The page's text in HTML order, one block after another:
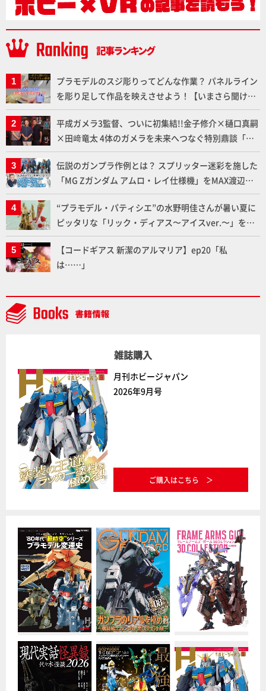
プラモデルのスジ彫りってどんな作業？ パネルライン
を彫り足して作品を映えさせよう！【いまさら聞けな
いプラモデルの基礎：スジ彫りとパネルライン】
平成ガメラ3監督、ついに初集結!!金子修介×樋口真嗣
×田﨑竜太 4体のガメラを未来へつなぐ特別鼎談「ガ
メラ永久保存化プロジェクト FINAL」
伝説のガンプラ作例とは？ スプリッター迷彩を施した
「MG Zガンダム アムロ・レイ仕様機」をMAX渡辺が
ふたたび塗る!!【試し読み】
“プラモデル・パティシエ”の水野明佳さんが暑い夏に
ピッタリな「リック・ディアス〜アイスver.〜」を製
作【ガンダムフォワード Vol.11抜粋】
【コードギアス 新潔のアルマリア】ep20「私
は……」
雑誌購入
月刊ホビージャパン
2026年9月号
ご購入はこちら